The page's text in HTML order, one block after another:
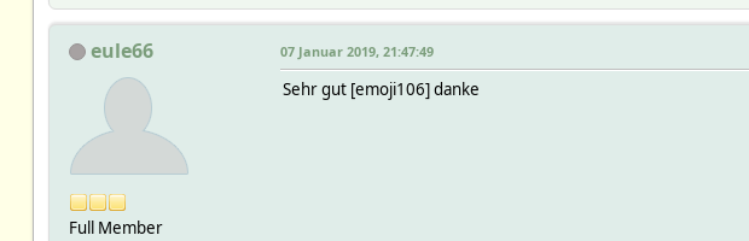
eule66
Full Member
07 Januar 2019, 21:47:49
Sehr gut [emoji106] danke